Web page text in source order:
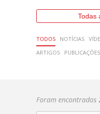
Todas
TODOS NOTÍCIAS
ARTIGOS
PUBLICAÇÕES
Foram encontrados